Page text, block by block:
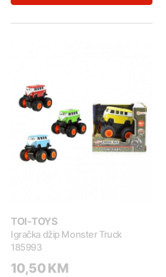
TOI-TOYS
Igračka džip Monster Truck
185993
10,50 KM